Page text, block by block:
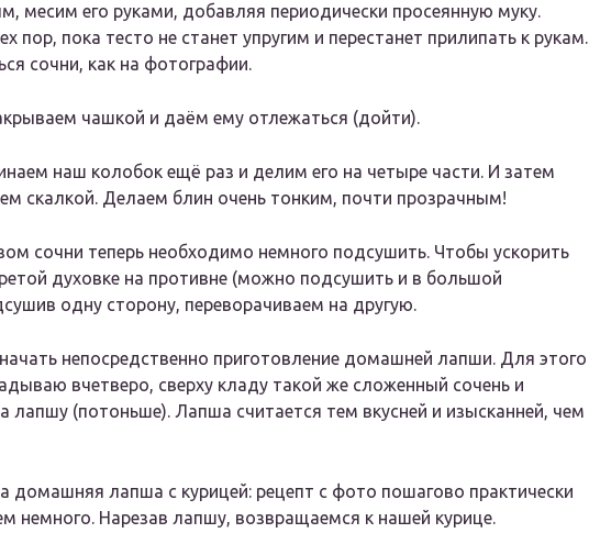
месим его руками, добавляя периодически просеянную муку.
пор, пока тесто не станет упругим и перестанет прилипать к рукам.
сочни, как на фотографии.
чашкой и даём ему отлежаться (дойти).
наш колобок ещё раз и делим его на четыре части. И затем
скалкой. Делаем блин очень тонким, почти прозрачным!
сочни теперь необходимо немного подсушить. Чтобы ускорить
духовке на противне (можно подсушить и в большой
одну сторону, переворачиваем на другую.
непосредственно приготовление домашней лапши. Для этого
вчетверо, сверху кладу такой же сложенный сочень и
лапшу (потоньше). Лапша считается тем вкусней и изысканней, чем
домашняя лапша с курицей: рецепт с фото пошагово практически
немного. Нарезав лапшу, возвращаемся к нашей курице.